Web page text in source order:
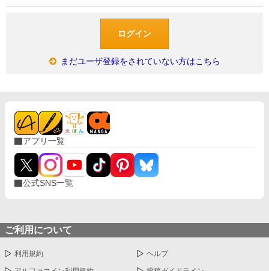
まだユーザ登録をされていない方はこちら
アプリ一覧
公式SNS一覧
ご利用について
利用規約 ヘルプ